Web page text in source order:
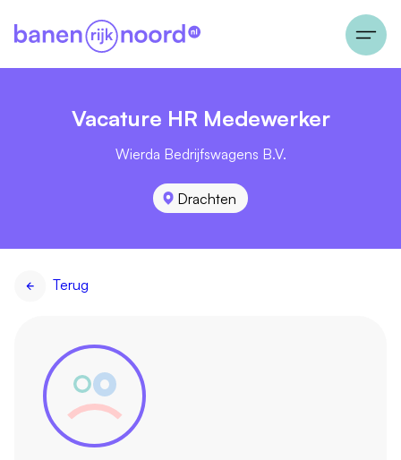
Vacature HR Medewerker
Wierda Bedrijfswagens B.V.
Drachten
Terug